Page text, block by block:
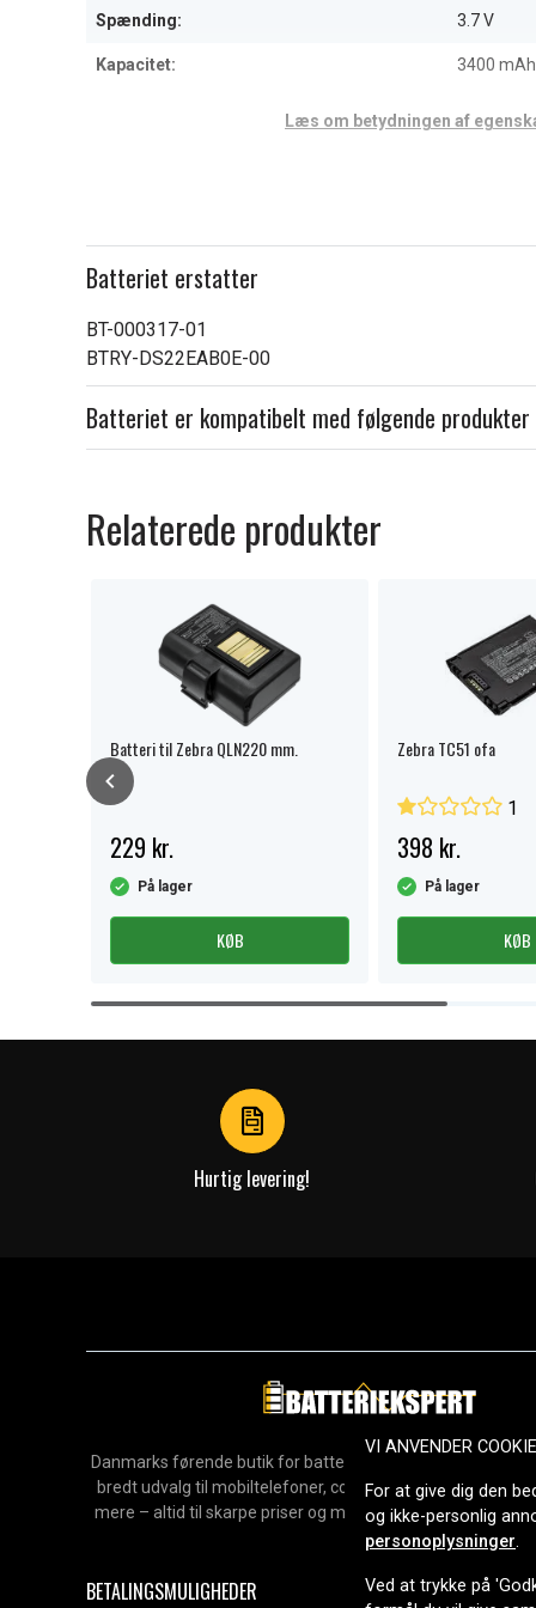
Spænding: 3.7 V
Kapacitet: 3400 mAh
Læs om betydningen af
Batteriet erstatter
BT-000317-01
BTRY-DS22EAB0E-00
Batteriet er kompatibelt med følgende produkter
Relaterede produkter
Batteri til Zebra QLN220 mm.
229 kr.
På lager
KØB
Zebra TC51 ofa
1
398 kr.
På lager
KØB
Item
Hurtig levering!
Danmarks førende butik for batterier, opladere og
bredt udvalg til mobiltelefoner, computere, værktøj,
mere – altid til skarpe priser og med hurtig levering.
2006.
BETALINGSMULIGHEDER
VI ANVENDER
For at give dig den
og ikke-personlig
personoplysninger.
Ved at trykke på